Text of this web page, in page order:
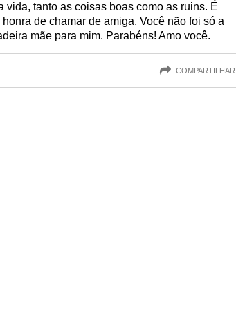
vida, tanto as coisas boas como as ruins. É
de chamar de amiga. Você não foi só a
mãe para mim. Parabéns! Amo você.
COMPARTILHAR